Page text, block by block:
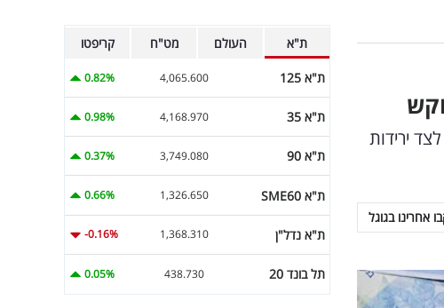
לצד ירידות
אחרינו בגוגל
ת"א העולם מט"ח קריפטו
ת"א 125 4,065.600
0.82%
ת"א 35 4,168.970
0.98%
ת"א 90 3,749.080
0.37%
ת"א SME60 1,326.650
0.66%
ת"א נדל"ן 1,368.310
-0.16%
תל בונד 20 438.730
0.05%